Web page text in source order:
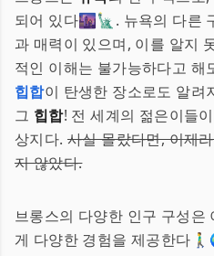
되어 있다🌆🗽. 뉴욕의 다른
과 매력이 있으며, 이를 알지
적인 이해는 불가능하다고 해
힙합이 탄생한 장소로도 알
그 힙합! 전 세계의 젊은이들
상지다. 사실 몰랐다면, 이제
지 않았다.
브롱스의 다양한 인구 구성은
게 다양한 경험을 제공한다